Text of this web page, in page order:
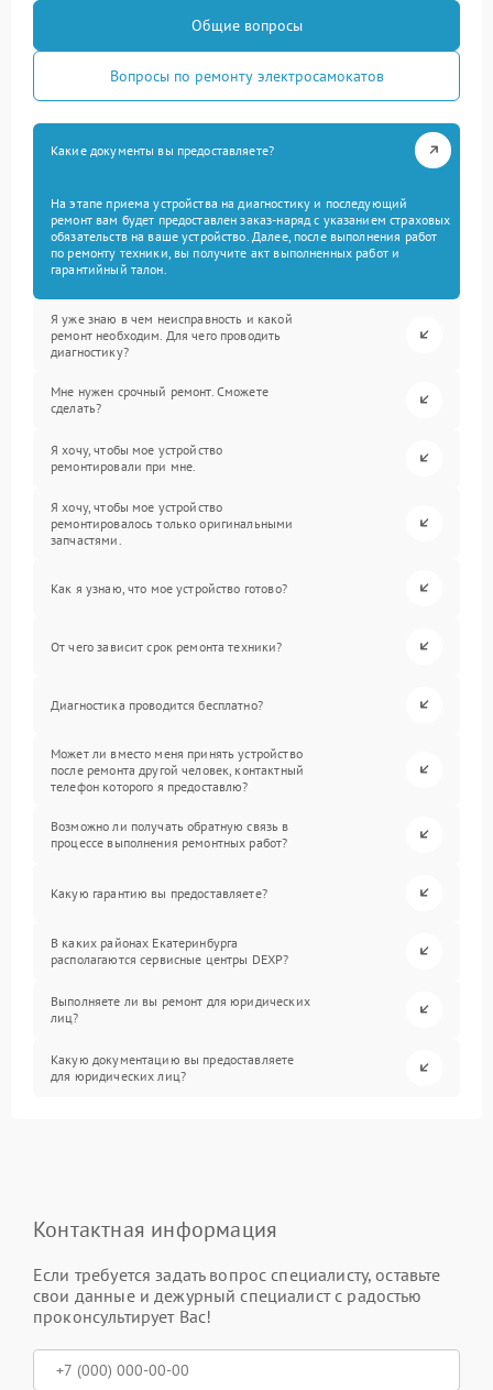
Общие вопросы
Вопросы по ремонту электросамокатов
Какие документы вы предоставляете?
На этапе приема устройства на диагностику и последующий
ремонт вам будет предоставлен заказ-наряд с указанием страховых
обязательств на ваше устройство. Далее, после выполнения работ
по ремонту техники, вы получите акт выполненных работ и
гарантийный талон.
Я уже знаю в чем неисправность и какой
ремонт необходим. Для чего проводить
диагностику?
Мне нужен срочный ремонт. Сможете
сделать?
Я хочу, чтобы мое устройство
ремонтировали при мне.
Я хочу, чтобы мое устройство
ремонтировалось только оригинальными
запчастями.
Как я узнаю, что мое устройство готово?
От чего зависит срок ремонта техники?
Диагностика проводится бесплатно?
Может ли вместо меня принять устройство
после ремонта другой человек, контактный
телефон которого я предоставлю?
Возможно ли получать обратную связь в
процессе выполнения ремонтных работ?
Какую гарантию вы предоставляете?
В каких районах Екатеринбурга
располагаются сервисные центры DEXP?
Выполняете ли вы ремонт для юридических
лиц?
Какую документацию вы предоставляете
для юридических лиц?
Контактная информация
Если требуется задать вопрос специалисту, оставьте
свои данные и дежурный специалист с радостью
проконсультирует Вас!